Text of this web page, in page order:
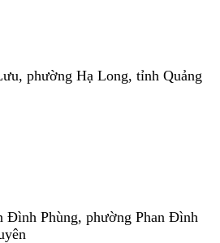
phường Hạ Long, tỉnh Quảng
Đình Phùng, phường Phan Đình